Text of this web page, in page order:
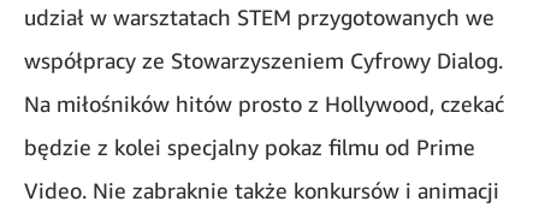
udział w warsztatach STEM przygotowanych we
współpracy ze Stowarzyszeniem Cyfrowy Dialog.
Na miłośników hitów prosto z Hollywood, czekać
będzie z kolei specjalny pokaz filmu od Prime
Video. Nie zabraknie także konkursów i animacji